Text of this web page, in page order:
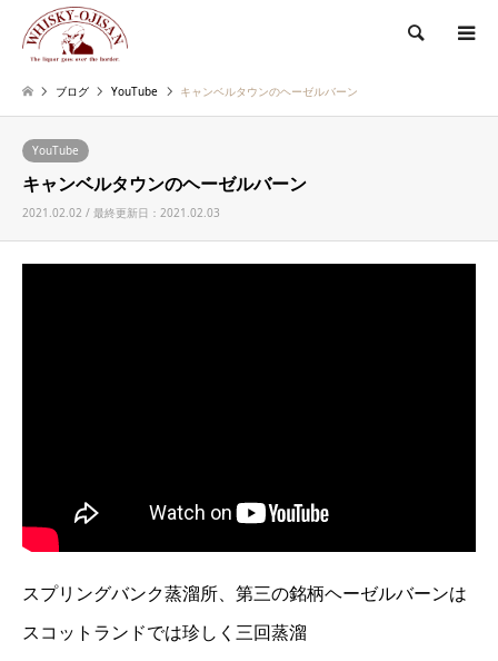
検索
ブログ YouTube キャンベルタウンのヘーゼルバーン
YouTube
キャンベルタウンのヘーゼルバーン
2021.02.02 / 最終更新日：2021.02.03
スプリングバンク蒸溜所、第三の銘柄ヘーゼルバーンは
スコットランドでは珍しく三回蒸溜